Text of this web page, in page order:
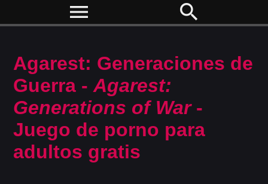
menu search
Agarest: Generaciones de
Guerra -Agarest:
Generations of War-
Juego de porno para
adultos gratis